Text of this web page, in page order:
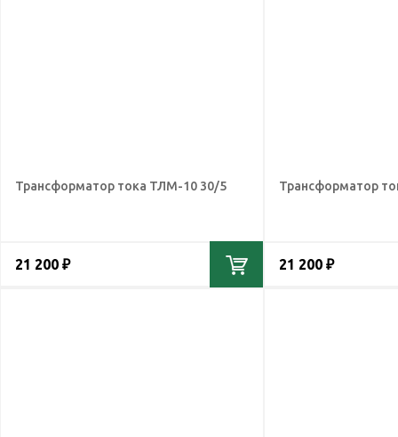
Трансформатор тока ТЛМ-10 30/5
21 200 ₽
Трансформатор
21 200 ₽